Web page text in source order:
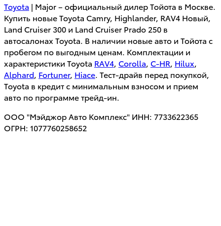
Toyota | Major – официальный дилер Тойота в Москве.
Купить новые Toyota Camry, Highlander, RAV4 Новый,
Land Cruiser 300 и Land Cruiser Prado 250 в
автосалонах Toyota. В наличии новые авто и Тойота с
пробегом по выгодным ценам. Комплектации и
характеристики Toyota RAV4, Corolla, C-HR, Hilux,
Alphard, Fortuner, Hiace. Тест-драйв перед покупкой,
Toyota в кредит с минимальным взносом и прием
авто по программе трейд-ин.
ООО "Мэйджор Авто Комплекс" ИНН: 7733622365
ОГРН: 1077760258652